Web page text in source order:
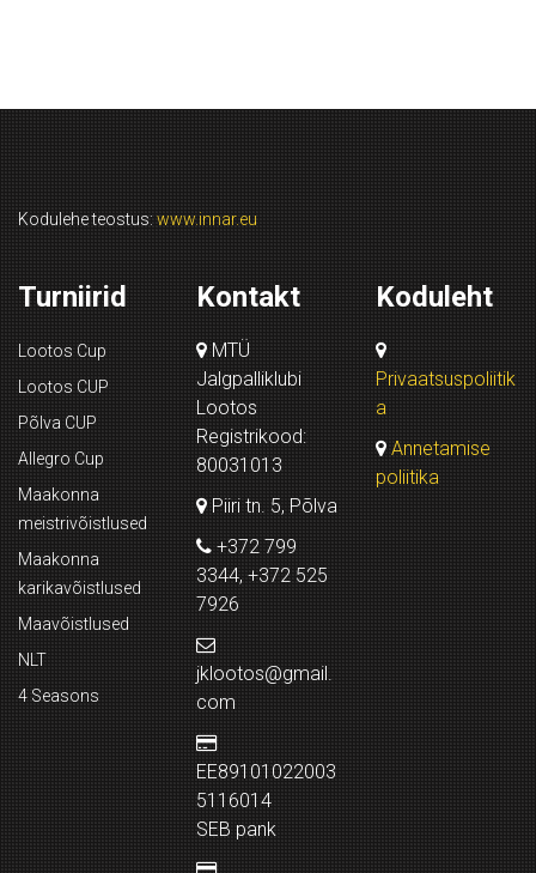
Kodulehe teostus: www.innar.eu
Turniirid
Lootos Cup
Lootos CUP
Põlva CUP
Allegro Cup
Maakonna
meistrivõistlused
Maakonna
karikavõistlused
Maavõistlused
NLT
4 Seasons
Kontakt
MTÜ
Jalgpalliklubi
Lootos
Registrikood:
80031013
Piiri tn. 5, Põlva
+372 799
3344, +372 525
7926
jklootos@gmail.
com
EE89101022003
5116014
SEB pank
Koduleht
Privaatsuspoliitik
a
Annetamise
poliitika